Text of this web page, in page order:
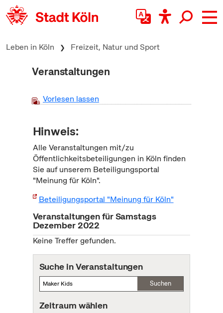
zum Inhalt springen
Leben in Köln Freizeit, Natur und Sport
Veranstaltungen
Vorlesen lassen
Hinweis:
Alle Veranstaltungen mit/zu
Öffentlichkeitsbeteiligungen in Köln finden
Sie auf unserem Beteiligungsportal
"Meinung für Köln".
Beteiligungsportal "Meinung für Köln"
Veranstaltungen für Samstags
Dezember 2022
Keine Treffer gefunden.
Suche in Veranstaltungen
Suchen
Zeitraum wählen